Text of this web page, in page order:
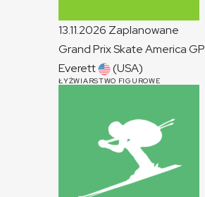
13.11.2026 Zaplanowane
Grand Prix Skate AmericaGP
Everett
(USA)
ŁYŻWIARSTWO FIGUROWE